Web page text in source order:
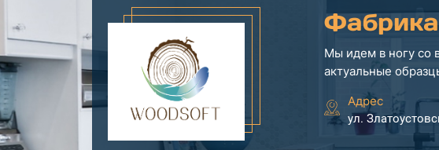
Мы идем в ногу со
актуальные
Адрес
ул.